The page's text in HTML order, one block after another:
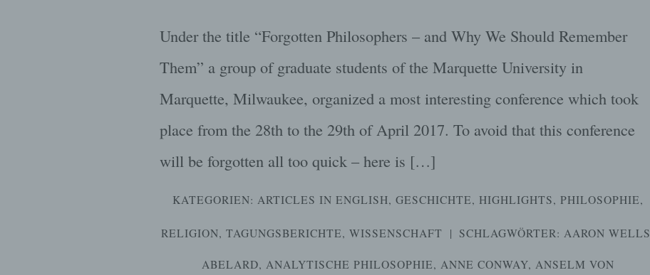
Under the title “Forgotten Philosophers – and Why We Should Remember
Them” a group of graduate students of the Marquette University in
Marquette, Milwaukee, organized a most interesting conference which took
place from the 28th to the 29th of April 2017. To avoid that this conference
will be forgotten all too quick – here is […]
KATEGORIEN: ARTICLES IN ENGLISH, GESCHICHTE, HIGHLIGHTS, PHILOSOPHIE,
RELIGION,TAGUNGSBERICHTE,WISSENSCHAFT | SCHLAGWÖRTER: AARON WELLS
ABELARD, ANALYTISCHE PHILOSOPHIE, ANNE CONWAY, ANSELM VON